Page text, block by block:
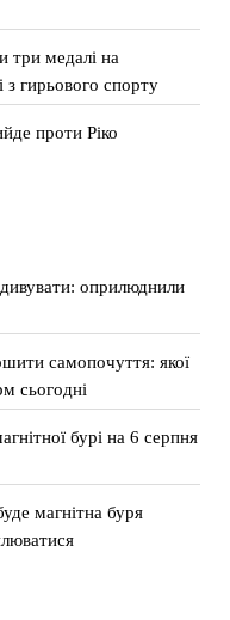
медалі на
з гирьового спорту
проти Ріко
оприлюднили
самопочуття: якої
сьогодні
бурі на 6 серпня
магнітна буря